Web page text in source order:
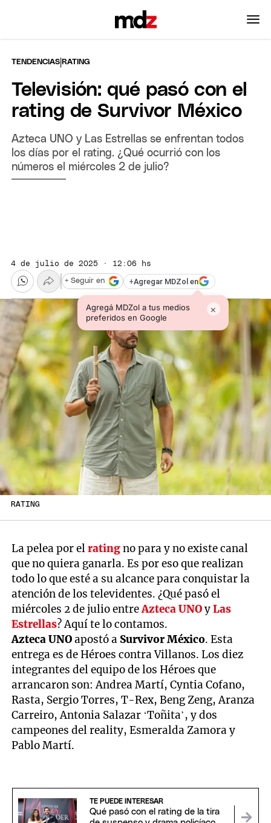
TENDENCIAS |RATING
Televisión: qué pasó con el
rating de Survivor México
Azteca UNO y Las Estrellas se enfrentan todos
los días por el rating. ¿Qué ocurrió con los
números el miércoles 2 de julio?
4 de julio de 2025 · 12:06 hs
+Agregar MDZol en
Agregá MDZol a tus medios
preferidos en Google
×
+ Seguir en
RATING
La pelea por elratingno para y no existe canal
que no quiera ganarla. Es por eso que realizan
todo lo que esté a su alcance para conquistar la
atención de los televidentes. ¿Qué pasó el
miércoles 2 de julio entreAzteca UNOyLas
Estrellas? Aquí te lo contamos.
Azteca UNOapostó a Survivor México. Esta
entrega es de Héroes contra Villanos. Los diez
integrantes del equipo de los Héroes que
arrancaron son: Andrea Martí, Cyntia Cofano,
Rasta, Sergio Torres, T-Rex, Beng Zeng, Aranza
Carreiro, Antonia Salazar ‘Toñita’, y dos
campeones del reality, Esmeralda Zamora y
Pablo Martí.
TE PUEDE INTERESAR
Qué pasó con el rating de la tira